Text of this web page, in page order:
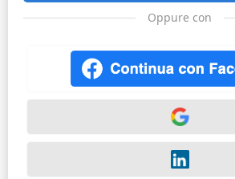
Oppure con